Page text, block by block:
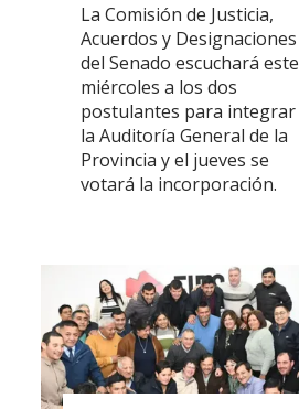
La Comisión de Justicia,
Acuerdos y Designaciones
del Senado escuchará este
miércoles a los dos
postulantes para integrar
la Auditoría General de la
Provincia y el jueves se
votará la incorporación.